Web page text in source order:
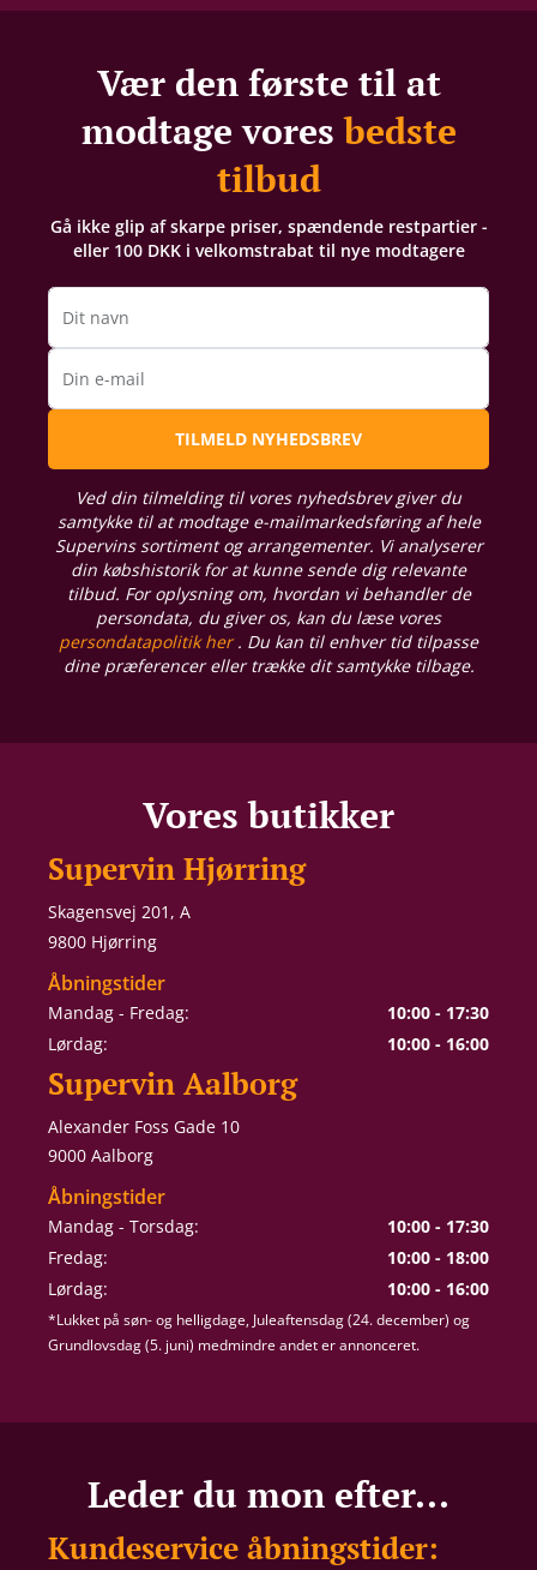
Vær den første til at
modtage voresbedste
tilbud
Gå ikke glip af skarpe priser, spændende restpartier -
eller 100 DKK i velkomstrabat til nye modtagere
Dit navn
Din e-mail
TILMELD NYHEDSBREV
Ved din tilmelding til vores nyhedsbrev giver du
samtykke til at modtage e-mailmarkedsføring af hele
Supervins sortiment og arrangementer. Vi analyserer
din købshistorik for at kunne sende dig relevante
tilbud. For oplysning om, hvordan vi behandler de
persondata, du giver os, kan du læse vores
persondatapolitik her. Du kan til enhver tid tilpasse
dine præferencer eller trække dit samtykke tilbage.
Vores butikker
Supervin Hjørring
Skagensvej 201, A
9800 Hjørring
Åbningstider
Mandag - Fredag:
10:00 - 17:30
Lørdag:
10:00 - 16:00
Supervin Aalborg
Alexander Foss Gade 10
9000 Aalborg
Åbningstider
Mandag - Torsdag:
10:00 - 17:30
Fredag:
10:00 - 18:00
Lørdag:
10:00 - 16:00
*Lukket på søn- og helligdage, Juleaftensdag (24. december) og
Grundlovsdag (5. juni) medmindre andet er annonceret.
Leder du mon efter...
Kundeservice åbningstider: